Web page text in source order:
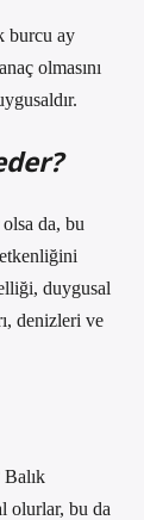
burcu ay
olmasını
da, bu
duygusal
denizleri ve
olurlar, bu da